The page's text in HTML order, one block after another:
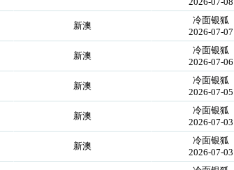
新澳
冷面银狐
2026-07-07
新澳
冷面银狐
2026-07-06
新澳
冷面银狐
2026-07-05
新澳
冷面银狐
2026-07-03
新澳
冷面银狐
2026-07-03